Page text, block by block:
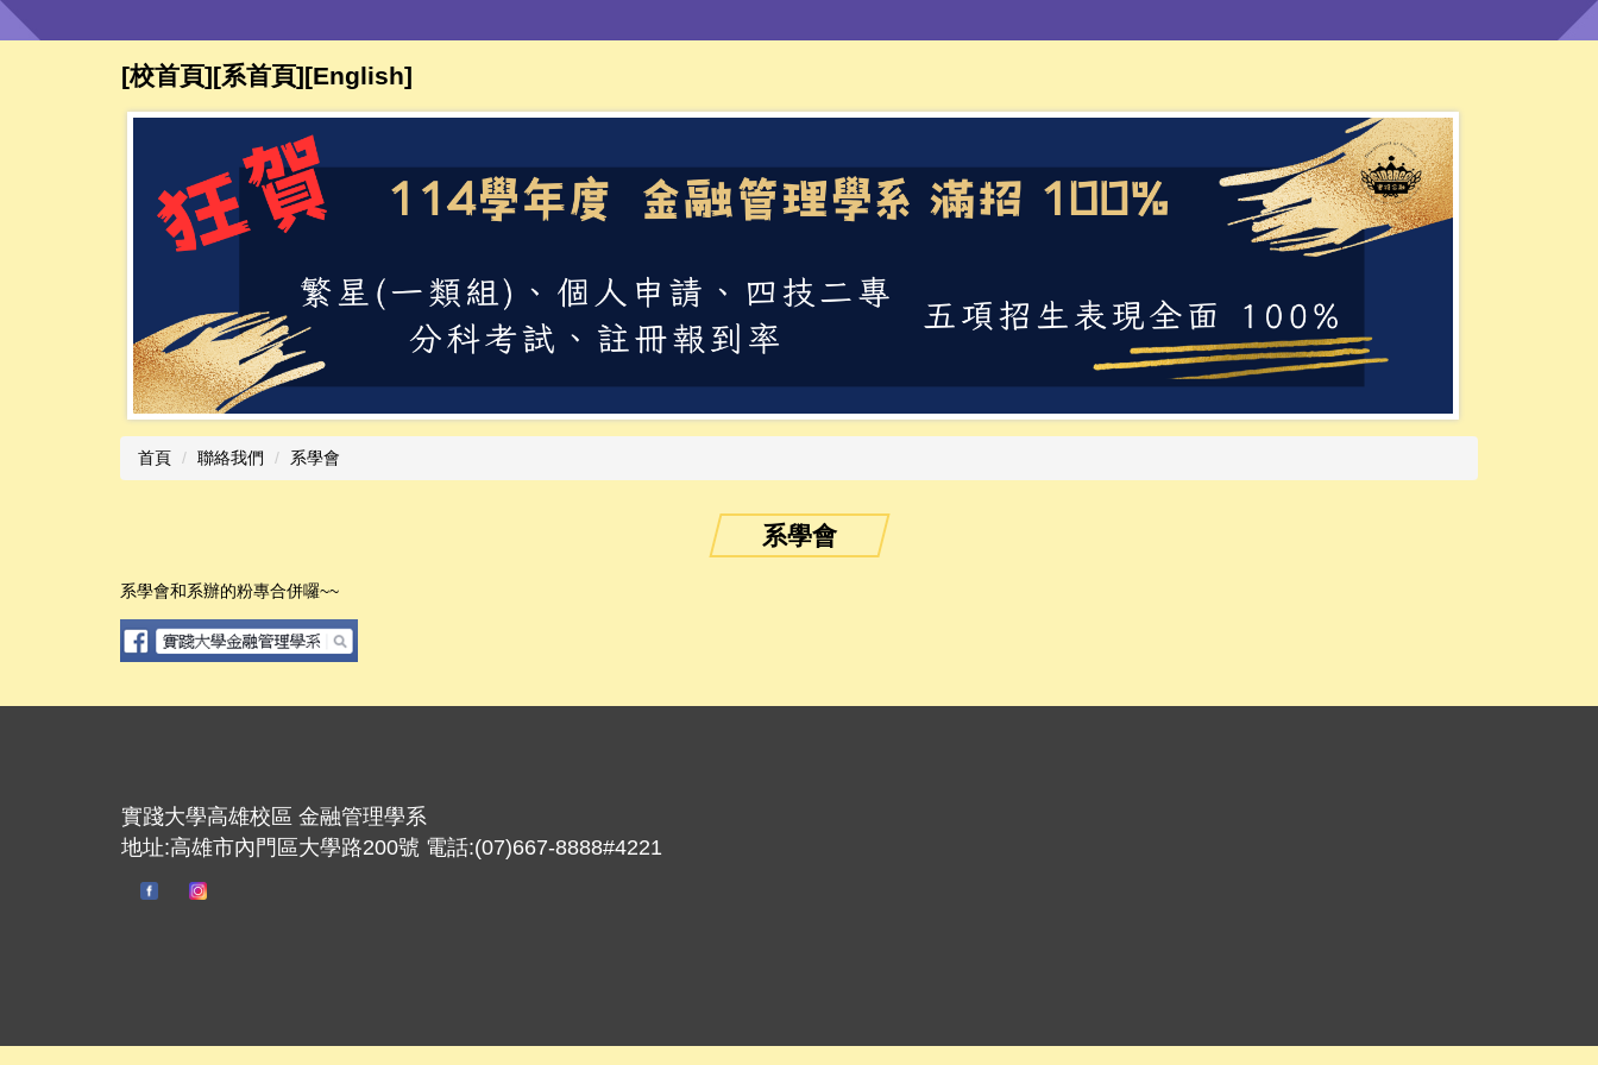
跳
到
[校首頁][系首頁][English]​​​​
首頁 聯絡我們 系學會
系學會
系學會和系辦的粉專合併囉~~
實踐大學高雄校區 金融管理學系
地址:高雄市內門區大學路200號 電話:(07)667-8888#4221